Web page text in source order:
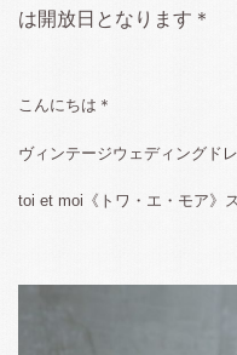
は開放日となります＊
こんにちは＊
ヴィンテージウェディングド
toi et moi《トワ・エ・モア》